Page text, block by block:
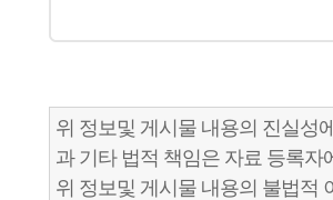
위 정보및 게시물 내용의 진실성
과 기타 법적 책임은 자료 등록자
위 정보및 게시물 내용의 불법적